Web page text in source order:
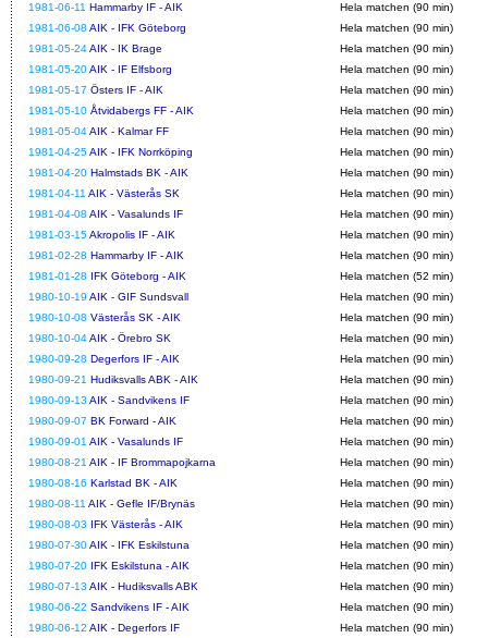
1981-06-11 Hammarby IF - AIK
Hela matchen (90 min)
1981-06-08 AIK - IFK Göteborg
Hela matchen (90 min)
1981-05-24AIK - IK Brage
Hela matchen (90 min)
1981-05-20AIK - IF Elfsborg
Hela matchen (90 min)
1981-05-17 Östers IF - AIK
Hela matchen (90 min)
1981-05-10 Åtvidabergs FF - AIK
Hela matchen (90 min)
1981-05-04AIK - Kalmar FF
Hela matchen (90 min)
1981-04-25AIK - IFK Norrköping
Hela matchen (90 min)
1981-04-20 Halmstads BK - AIK
Hela matchen (90 min)
1981-04-11 AIK - Västerås SK
Hela matchen (90 min)
1981-04-08 AIK - Vasalunds IF
Hela matchen (90 min)
1981-03-15Akropolis IF - AIK
Hela matchen (90 min)
1981-02-28 Hammarby IF - AIK
Hela matchen (90 min)
1981-01-28 IFK Göteborg - AIK
Hela matchen (52 min)
1980-10-19 AIK - GIF Sundsvall
Hela matchen (90 min)
1980-10-08 Västerås SK - AIK
Hela matchen (90 min)
1980-10-04AIK - Örebro SK
Hela matchen (90 min)
1980-09-28 Degerfors IF - AIK
Hela matchen (90 min)
1980-09-21 Hudiksvalls ABK - AIK
Hela matchen (90 min)
1980-09-13 AIK - Sandvikens IF
Hela matchen (90 min)
1980-09-07 BK Forward - AIK
Hela matchen (90 min)
1980-09-01 AIK - Vasalunds IF
Hela matchen (90 min)
1980-08-21 AIK - IF Brommapojkarna
Hela matchen (90 min)
1980-08-16 Karlstad BK - AIK
Hela matchen (90 min)
1980-08-11 AIK - Gefle IF/Brynäs
Hela matchen (90 min)
1980-08-03 IFK Västerås - AIK
Hela matchen (90 min)
1980-07-30AIK - IFK Eskilstuna
Hela matchen (90 min)
1980-07-20 IFK Eskilstuna - AIK
Hela matchen (90 min)
1980-07-13 AIK - Hudiksvalls ABK
Hela matchen (90 min)
1980-06-22 Sandvikens IF - AIK
Hela matchen (90 min)
1980-06-12 AIK - Degerfors IF
Hela matchen (90 min)